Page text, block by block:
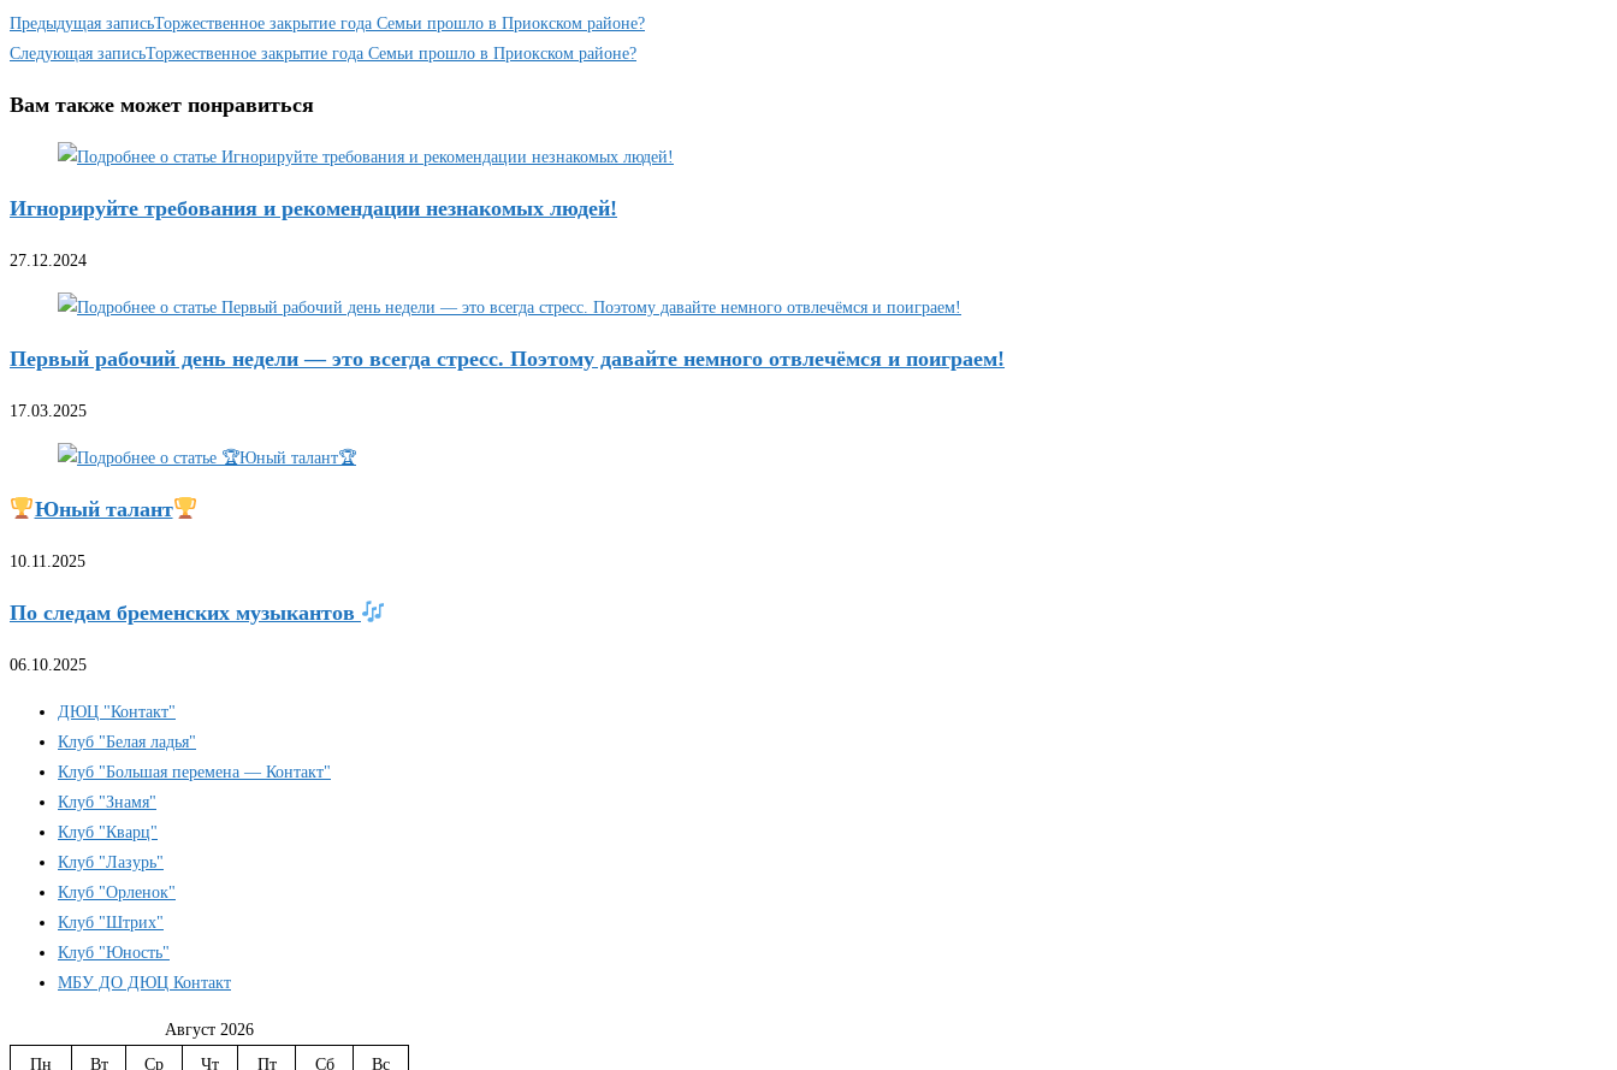
Предыдущая записьТоржественное закрытие года Семьи прошло в Приокском районе?
Следующая записьТоржественное закрытие года Семьи прошло в Приокском районе?
Вам также может понравиться
Игнорируйте требования и рекомендации незнакомых людей!
27.12.2024
Первый рабочий день недели — это всегда стресс. Поэтому давайте немного отвлечёмся и поиграем!
17.03.2025
Юный талант
10.11.2025
По следам бременских музыкантов
06.10.2025
ДЮЦ "Контакт"
Клуб "Белая ладья"
Клуб "Большая перемена — Контакт"
Клуб "Знамя"
Клуб "Кварц"
Клуб "Лазурь"
Клуб "Орленок"
Клуб "Штрих"
Клуб "Юность"
МБУ ДО ДЮЦ Контакт
Август 2026
Пн
Вт Ср Чт Пт Сб Вс